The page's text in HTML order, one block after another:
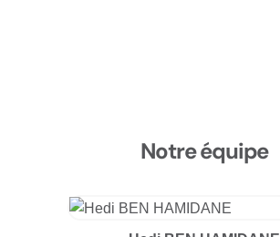
Notre équipe